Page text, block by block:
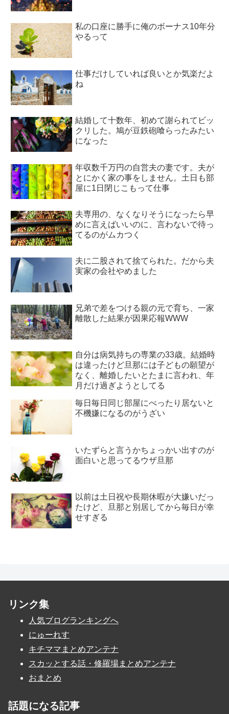
私の口座に勝手に俺のボーナス10年分
やるって
仕事だけしていれば良いとか気楽だよ
ね
結婚して十数年、初めて謝られてビッ
クリした。鳩が豆鉄砲喰らったみたい
になった
年収数千万円の自営夫の妻です。夫が
とにかく家の事をしません。土日も部
屋に1日閉じこもって仕事
夫専用の、なくなりそうになったら早
めに言えばいいのに、言わないで待っ
てるのがムカつく
夫に二股されて捨てられた。だから夫
実家の会社やめました
兄弟で差をつける親の元で育ち、一家
離散した結果が因果応報WWW
自分は病気持ちの専業の33歳。結婚時
は違ったけど旦那には子どもの願望が
なく、離婚したいとたまに言われ、年
月だけ過ぎようとしてる
毎日毎日同じ部屋にべったり居ないと
不機嫌になるのがうざい
いたずらと言うかちょっかい出すのが
面白いと思ってるウザ旦那
以前は土日祝や長期休暇が大嫌いだっ
たけど、旦那と別居してから毎日が幸
せすぎる
リンク集
人気ブログランキングへ
にゅーれす
キチママまとめアンテナ
スカッとする話・修羅場まとめアンテナ
おまとめ
話題になる記事